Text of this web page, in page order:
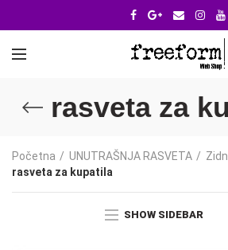
rasveta za
Početna UNUTRAŠNJA RASVETA
rasveta za kupatila
SHOW SIDEBAR